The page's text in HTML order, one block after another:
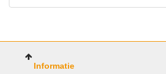
Informatie